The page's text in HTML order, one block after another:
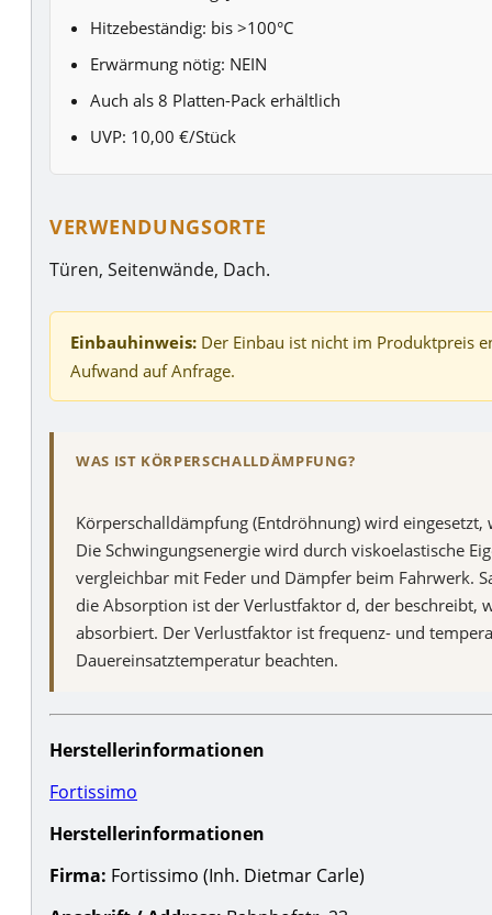
Hitzebeständig: bis >100°C
Erwärmung nötig: NEIN
Auch als 8 Platten-Pack erhältlich
UVP: 10,00 €/Stück
VERWENDUNGSORTE
Türen, Seitenwände, Dach.
Einbauhinweis: Der Einbau ist nicht im Produktpreis
Aufwand auf Anfrage.
WAS IST KÖRPERSCHALLDÄMPFUNG?
Körperschalldämpfung (Entdröhnung) wird
Die Schwingungsenergie wird durch viskoelastische
vergleichbar mit Feder und Dämpfer beim Fahrwerk.
die Absorption ist der Verlustfaktor d, der beschreibt,
absorbiert. Der Verlustfaktor ist frequenz- und
Dauereinsatztemperatur beachten.
Herstellerinformationen
Fortissimo
Herstellerinformationen
Firma: Fortissimo (Inh. Dietmar Carle)